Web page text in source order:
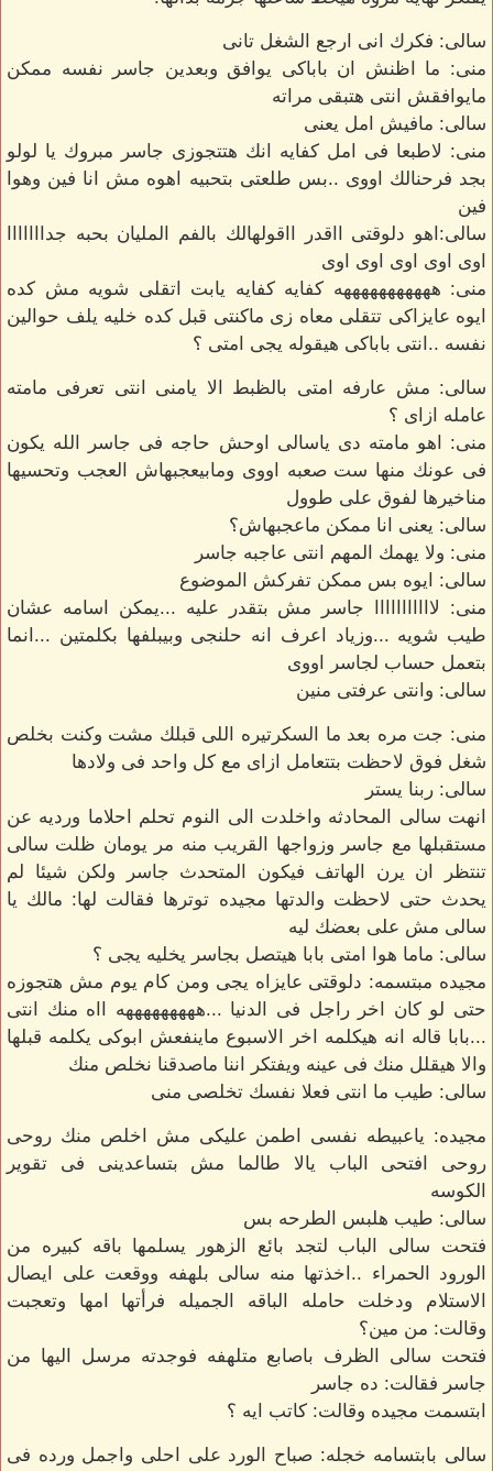
سالى: فكرك انى ارجع الشغل تانى
منى: ما اظنش ان باباكى يوافق وبعدين جاسر نفسه ممكن
مايوافقش انتى هتبقى مراته
سالى: مافيش امل يعنى
منى: لاطبعا فى امل كفايه انك هتتجوزى جاسر مبروك يا لولو
بجد فرحنالك اووى ..بس طلعتى بتحبيه اهوه مش انا فين وهوا
فين
سالى:اهو دلوقتى ااقدر ااقولهالك بالفم المليان بحبه جدااااااا
اوى اوى اوى اوى اوى
منى: هههههههههههه كفايه كفايه يابت اتقلى شويه مش كده
ايوه عايزاكى تتقلى معاه زى ماكنتى قبل كده خليه يلف حوالين
نفسه ..انتى باباكى هيقوله يجى امتى ؟
سالى: مش عارفه امتى بالظبط الا يامنى انتى تعرفى مامته
عامله ازاى ؟
منى: اهو مامته دى ياسالى اوحش حاجه فى جاسر الله يكون
فى عونك منها ست صعبه اووى ومابيعجبهاش العجب وتحسيها
مناخيرها لفوق على طوول
سالى: يعنى انا ممكن ماعجبهاش؟
منى: ولا يهمك المهم انتى عاجبه جاسر
سالى: ايوه بس ممكن تفركش الموضوع
منى: لااااااااااا جاسر مش بتقدر عليه ...يمكن اسامه عشان
طيب شويه ...وزياد اعرف انه حلنجى وبيبلفها بكلمتين ...انما
بتعمل حساب لجاسر اووى
سالى: وانتى عرفتى منين
منى: جت مره بعد ما السكرتيره اللى قبلك مشت وكنت بخلص
شغل فوق لاحظت بتتعامل ازاى مع كل واحد فى ولادها
سالى: ربنا يستر
انهت سالى المحادثه واخلدت الى النوم تحلم احلاما ورديه عن
مستقبلها مع جاسر وزواجها القريب منه مر يومان ظلت سالى
تنتظر ان يرن الهاتف فيكون المتحدث جاسر ولكن شيئا لم
يحدث حتى لاحظت والدتها مجيده توترها فقالت لها: مالك يا
سالى مش على بعضك ليه
سالى: ماما هوا امتى بابا هيتصل بجاسر يخليه يجى ؟
مجيده مبتسمه: دلوقتى عايزاه يجى ومن كام يوم مش هتجوزه
حتى لو كان اخر راجل فى الدنيا ...هههههههههه ااه منك انتى
...بابا قاله انه هيكلمه اخر الاسبوع ماينفعش ابوكى يكلمه قبلها
والا هيقلل منك فى عينه ويفتكر اننا ماصدقنا نخلص منك
سالى: طيب ما انتى فعلا نفسك تخلصى منى
مجيده: ياعبيطه نفسى اطمن عليكى مش اخلص منك روحى
روحى افتحى الباب يالا طالما مش بتساعدينى فى تقوير
الكوسه
سالى: طيب هلبس الطرحه بس
فتحت سالى الباب لتجد بائع الزهور يسلمها باقه كبيره من
الورود الحمراء ..اخذتها منه سالى بلهفه ووقعت على ايصال
الاستلام ودخلت حامله الباقه الجميله فرأتها امها وتعجبت
وقالت: من مين؟
فتحت سالى الظرف باصابع متلهفه فوجدته مرسل اليها من
جاسر فقالت: ده جاسر
ابتسمت مجيده وقالت: كاتب ايه ؟
سالى بابتسامه خجله: صباح الورد على احلى واجمل ورده فى